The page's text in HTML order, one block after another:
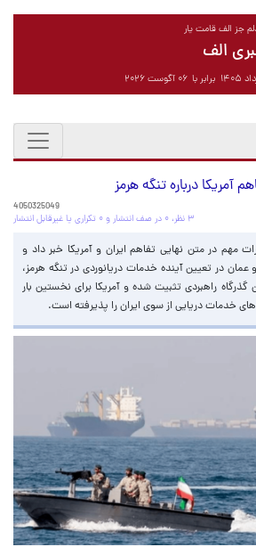
جز الف قامت یار
الف
آمریکا درباره تنگه هرمز
4050325049
۳ نظر، ۰ در صف انتشار و ۰ تکراری یا غیرقابل انتشار
مهم در متن نهایی تفاهم ایران و آمریکا خبر داد و
در تعیین آینده خدمات دریانوردی در تنگه هرمز،
راهبردی تثبیت شده و آمریکا برای نخستین بار
خدمات دریایی از سوی ایران را پذیرفته است.